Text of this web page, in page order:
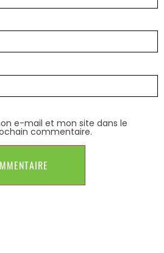
e-mail et mon site dans le
commentaire.